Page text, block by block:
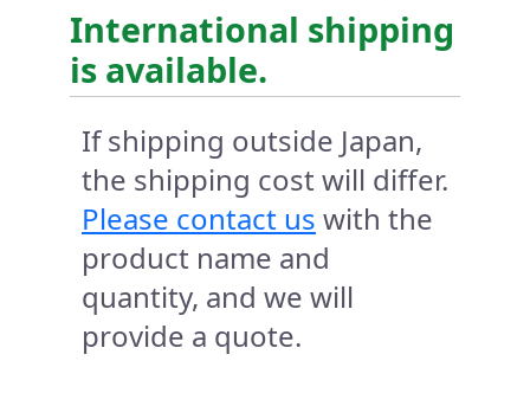
International shipping
is available.
If shipping outside Japan,
the shipping cost will differ.
Please contact us with the
product name and
quantity, and we will
provide a quote.